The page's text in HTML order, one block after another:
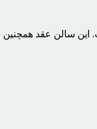
سالن عقد